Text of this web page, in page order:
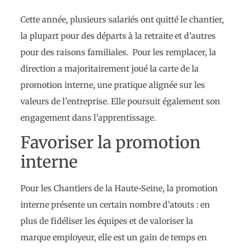
Cette année, plusieurs salariés ont quitté le chantier,
la plupart pour des départs à la retraite et d’autres
pour des raisons familiales. Pour les remplacer, la
direction a majoritairement joué la carte de la
promotion interne, une pratique alignée sur les
valeurs de l’entreprise. Elle poursuit également son
engagement dans l’apprentissage.
Favoriser la promotion
interne
Pour les Chantiers de la Haute-Seine, la promotion
interne présente un certain nombre d’atouts : en
plus de fidéliser les équipes et de valoriser la
marque employeur, elle est un gain de temps en